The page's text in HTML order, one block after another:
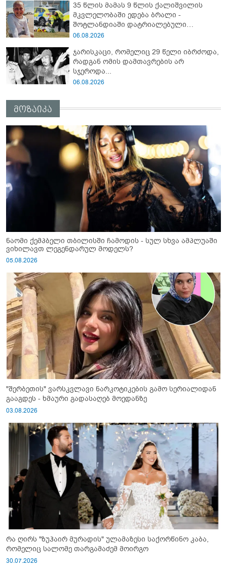
35 წლის მამას 9 წლის ქალიშვილის
მკვლელობაში ედება ბრალი -
შოტლანდიაში დატრიალებული
ტრაგედიის დეტალები
06.08.2026
ჯარისკაცი, რომელიც 29 წელი იბრძოდა,
რადგან ომის დამთავრების არ
სჯეროდა...
06.08.2026
მოზაიკა
ნაომი ქემპბელი თბილისში ჩამოდის - სულ სხვა ამპლუაში
ვიხილავთ ლეგენდარულ მოდელს?
05.08.2026
"შერბეთის" ვარსკვლავი ნარკოტიკების გამო სერიალიდან
გააგდეს - ხმაური გადასაღებ მოედანზე
03.08.2026
რა ღირს "ზუჰაირ მურადის" ულამაზესი საქორწინო კაბა,
რომელიც სალომე თარგამაძემ მოირგო
30.07.2026